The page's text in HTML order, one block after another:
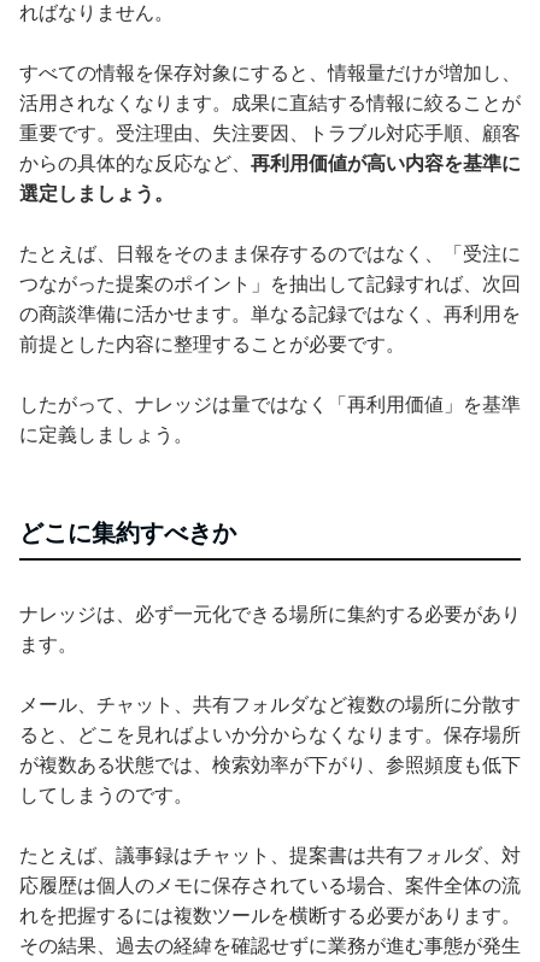
ればなりません。
すべての情報を保存対象にすると、情報量だけが増加し、
活用されなくなります。成果に直結する情報に絞ることが
重要です。受注理由、失注要因、トラブル対応手順、顧客
からの具体的な反応など、 再利用価値が高い内容を基準に
選定しましょう。
たとえば、日報をそのまま保存するのではなく、「受注に
つながった提案のポイント」を抽出して記録すれば、次回
の商談準備に活かせます。単なる記録ではなく、再利用を
前提とした内容に整理することが必要です。
したがって、ナレッジは量ではなく「再利用価値」を基準
に定義しましょう。
どこに集約すべきか
ナレッジは、必ず一元化できる場所に集約する必要があり
ます。
メール、チャット、共有フォルダなど複数の場所に分散す
ると、どこを見ればよいか分からなくなります。保存場所
が複数ある状態では、検索効率が下がり、参照頻度も低下
してしまうのです。
たとえば、議事録はチャット、提案書は共有フォルダ、対
応履歴は個人のメモに保存されている場合、案件全体の流
れを把握するには複数ツールを横断する必要があります。
その結果、過去の経緯を確認せずに業務が進む事態が発生